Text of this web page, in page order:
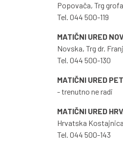
Popovača, Trg
Tel. 044 500-119
MATIČNI URED
Novska, Trg dr.
Tel. 044 500-130
MATIČNI URED
- trenutno ne radi
MATIČNI URED
Hrvatska
Tel. 044 500-143